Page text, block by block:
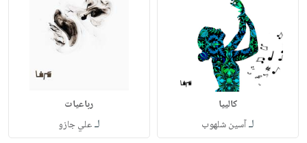
كالييا
لـآسين شلهوب
رباعيات
لـعلي جازو